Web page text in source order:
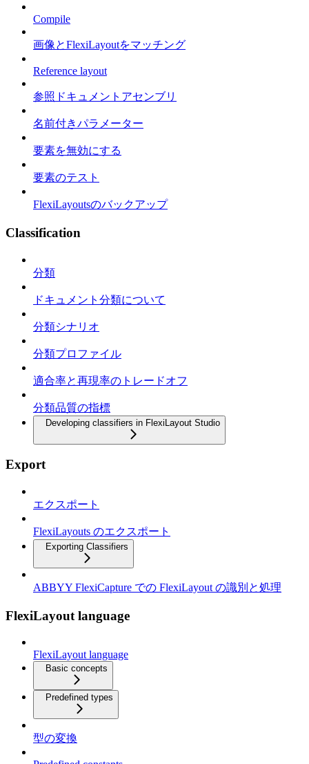
Compile
画像とFlexiLayoutをマッチング
Reference layout
参照ドキュメントアセンブリ
名前付きパラメーター
要素を無効にする
要素のテスト
FlexiLayoutsのバックアップ
Classification
分類
ドキュメント分類について
分類シナリオ
分類プロファイル
適合率と再現率のトレードオフ
分類品質の指標
Developing classifiers in FlexiLayout Studio
Export
エクスポート
FlexiLayouts のエクスポート
Exporting Classifiers
ABBYY FlexiCapture での FlexiLayout の識別と処理
FlexiLayout language
FlexiLayout language
Basic concepts
Predefined types
型の変換